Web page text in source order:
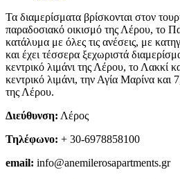
Τα διαμερίσματα βρίσκονται στον
παραδοσιακό οικισμό της Λέρου, το
κατάλυμα με όλες τις ανέσεις, με
και έχει τέσσερα ξεχωριστά
κεντρικό λιμάνι της Λέρου, το Λακκί
κεντρικό λιμάνι, την Αγία Μαρίνα και
της Λέρου.
Διεύθυνση: Λέρος
Τηλέφωνο: + 30-6978858100
email: info@anemilerosapartments.gr